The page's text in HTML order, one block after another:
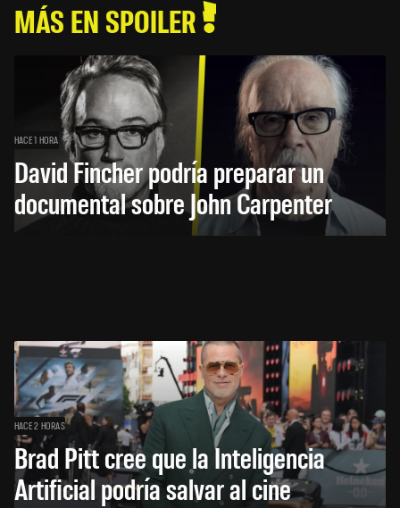
MÁS EN SPOILER
HACE 1 HORA
David Fincher podría preparar un
documental sobre John Carpenter
HACE 2 HORAS
Brad Pitt cree que la Inteligencia
Artificial podría salvar al cine